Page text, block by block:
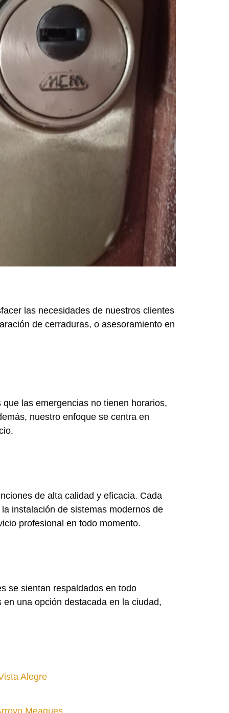
las necesidades de nuestros clientes
de cerraduras, o asesoramiento en
las emergencias no tienen horarios,
nuestro enfoque se centra en
de alta calidad y eficacia. Cada
instalación de sistemas modernos de
profesional en todo momento.
se sientan respaldados en todo
una opción destacada en la ciudad,
Alegre
Meaques